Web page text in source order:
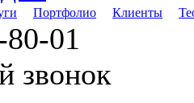
Портфолио Клиенты
01
звонок